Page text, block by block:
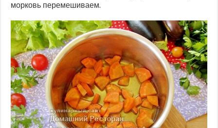
морковь перемешиваем.